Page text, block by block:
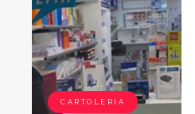
CARTOLERIA